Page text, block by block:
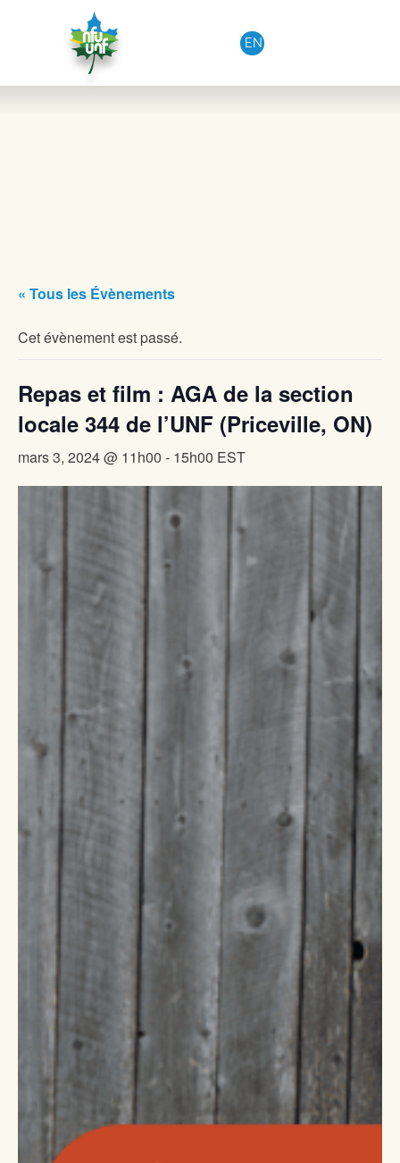
Aller au contenu
EN
« Tous les Évènements
Cet évènement est passé.
Repas et film : AGA de la section
locale 344 de l’UNF (Priceville, ON)
mars 3, 2024 @ 11h00 - 15h00 EST